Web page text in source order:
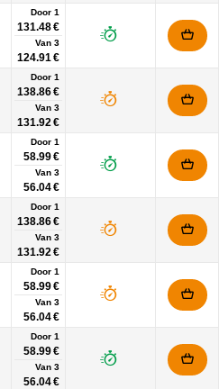
Door 1
131.48 €
Van 3
124.91 €
Door 1
138.86 €
Van 3
131.92 €
Door 1
58.99 €
Van 3
56.04 €
Door 1
138.86 €
Van 3
131.92 €
Door 1
58.99 €
Van 3
56.04 €
Door 1
58.99 €
Van 3
56.04 €